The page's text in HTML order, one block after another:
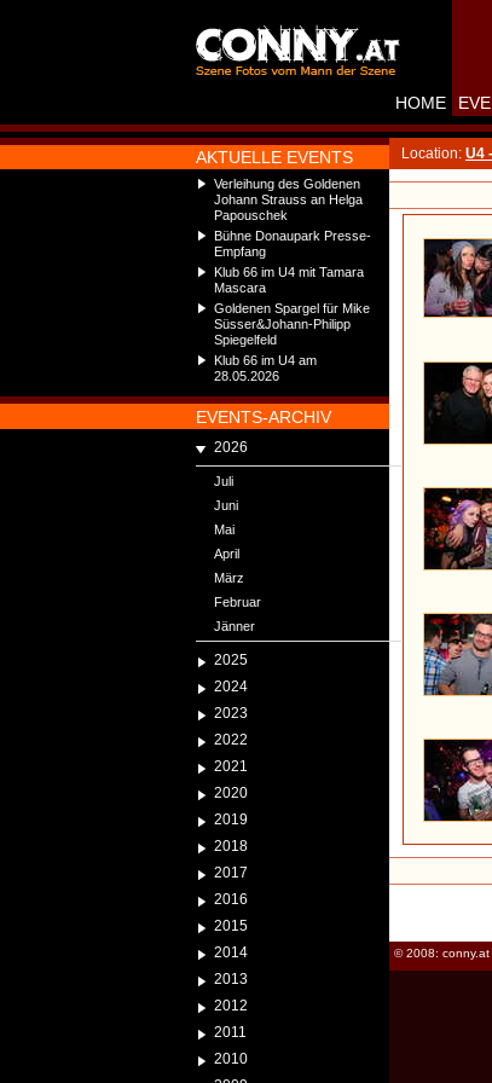
AKTUELLE EVENTS
Verleihung des Goldenen
Johann Strauss an Helga
Papouschek
Bühne Donaupark Presse-
Empfang
Klub 66 im U4 mit Tamara
Mascara
Goldenen Spargel für Mike
Süsser&Johann-Philipp
Spiegelfeld
Klub 66 im U4 am
28.05.2026
EVENTS-ARCHIV
2026
Juli
Juni
Mai
April
März
Februar
Jänner
2025
2024
2023
2022
2021
2020
2019
2018
2017
2016
2015
2014
2013
2012
2011
2010
HOME
Location: U4
© 2008: conny.at